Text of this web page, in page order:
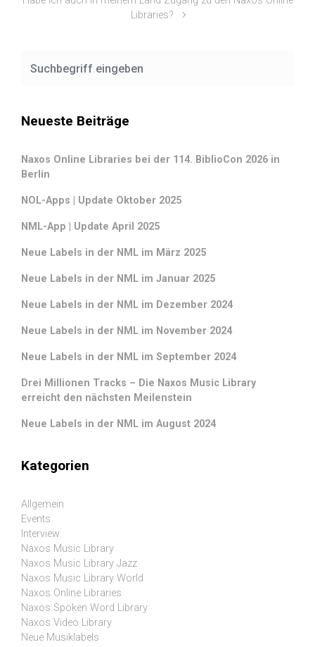
Libraries?
Neueste Beiträge
Naxos Online Libraries bei der 114. BiblioCon 2026 in
Berlin
NOL-Apps | Update Oktober 2025
NML-App | Update April 2025
Neue Labels in der NML im März 2025
Neue Labels in der NML im Januar 2025
Neue Labels in der NML im Dezember 2024
Neue Labels in der NML im November 2024
Neue Labels in der NML im September 2024
Drei Millionen Tracks – Die Naxos Music Library
erreicht den nächsten Meilenstein
Neue Labels in der NML im August 2024
Kategorien
Allgemein
Events
Interview
Naxos Music Library
Naxos Music Library Jazz
Naxos Music Library World
Naxos Online Libraries
Naxos Spoken Word Library
Naxos Video Library
Neue Musiklabels